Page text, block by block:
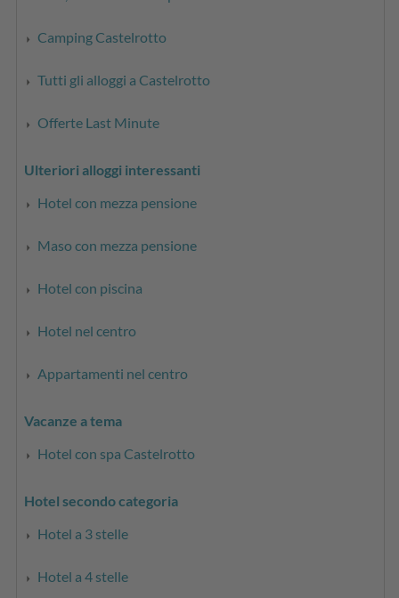
Camping Castelrotto
Tutti gli alloggi a Castelrotto
Offerte Last Minute
Ulteriori alloggi interessanti
Hotel con mezza pensione
Maso con mezza pensione
Hotel con piscina
Hotel nel centro
Appartamenti nel centro
Vacanze a tema
Hotel con spa Castelrotto
Hotel secondo categoria
Hotel a 3 stelle
Hotel a 4 stelle